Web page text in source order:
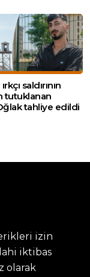
saldırının
tutuklanan
tahliye edildi
izin
iktibas
olarak